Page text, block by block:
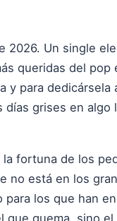
2026. Un single
queridas del pop
y para dedicársela
grises en algo
fortuna de los
no está en los
los que han